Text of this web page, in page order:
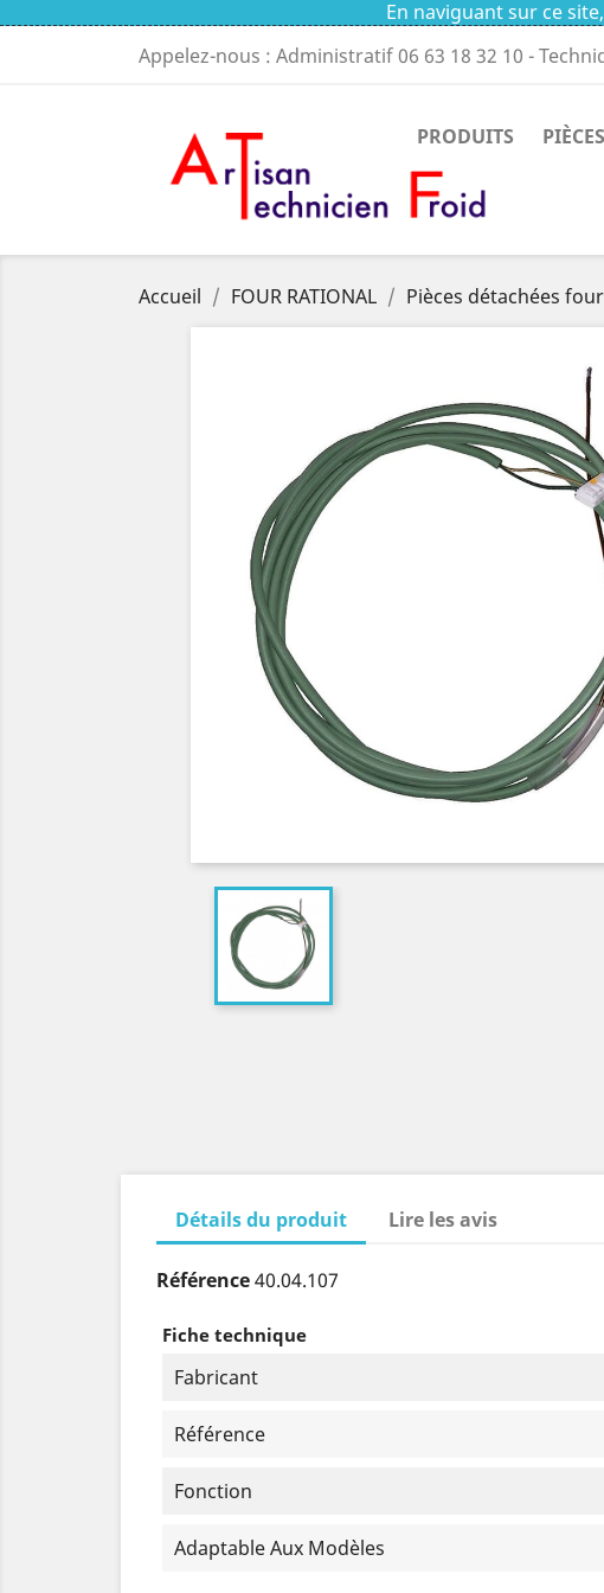
En naviguant sur ce
Appelez-nous : Administratif06 63 18 32 10 -
PRODUITS
Accueil FOUR RATIONAL Pièces détachées
Détails du produit Lire les avis
Référence40.04.107
Fiche technique
Fabricant
Référence
Fonction
Adaptable Aux Modèles